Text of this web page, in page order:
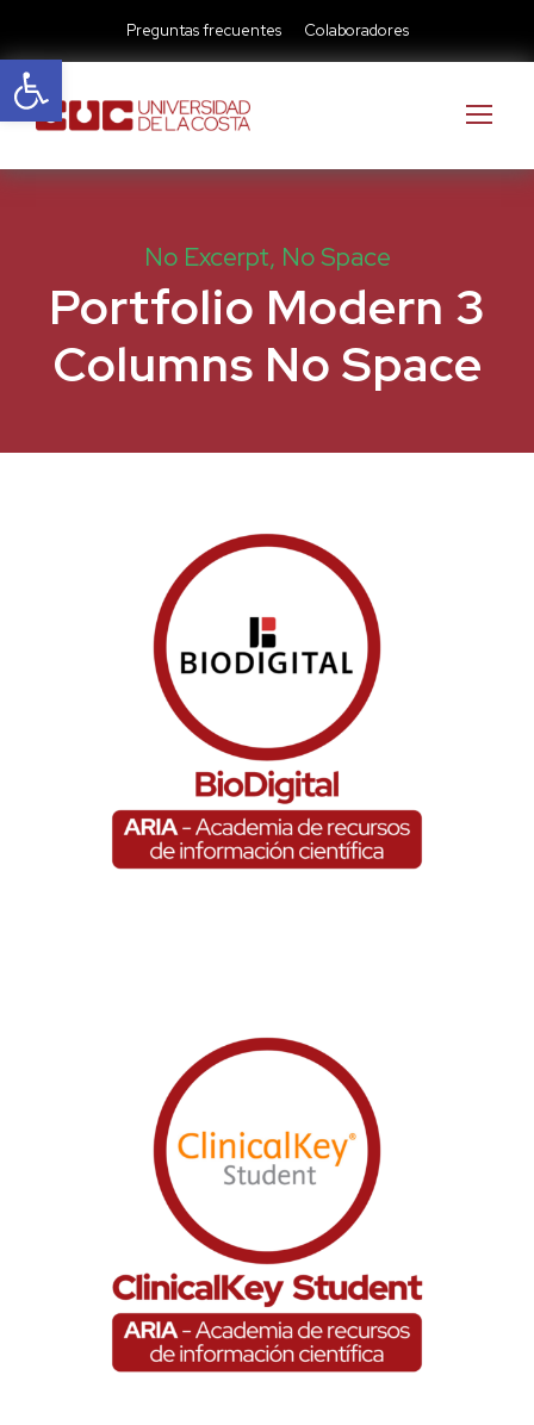
Abrir barra de herramientas
Preguntas frecuentes Colaboradores
No Excerpt, No Space
Portfolio Modern 3
Columns No Space
BioDigital
ClinicalKey Student